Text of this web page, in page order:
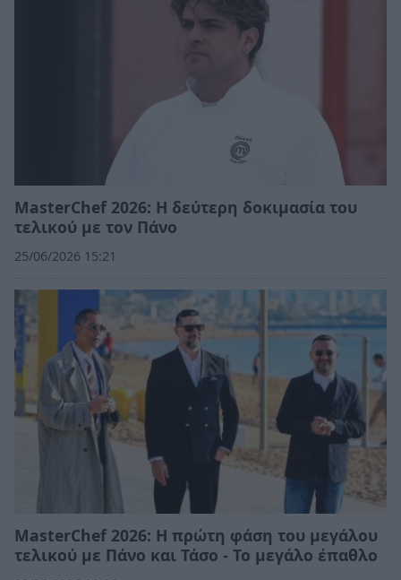
MasterChef 2026: Η δεύτερη δοκιμασία του
τελικού με τον Πάνο
25/06/2026 15:21
MasterChef 2026: Η πρώτη φάση του μεγάλου
τελικού με Πάνο και Τάσο - Το μεγάλο έπαθλο